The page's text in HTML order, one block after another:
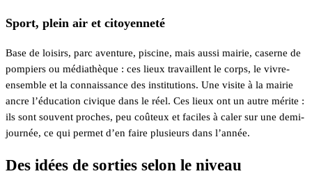
Sport, plein air et citoyenneté
Base de loisirs, parc aventure, piscine, mais aussi mairie, caserne de
pompiers ou médiathèque : ces lieux travaillent le corps, le vivre-
ensemble et la connaissance des institutions. Une visite à la mairie
ancre l’éducation civique dans le réel. Ces lieux ont un autre mérite :
ils sont souvent proches, peu coûteux et faciles à caler sur une demi-
journée, ce qui permet d’en faire plusieurs dans l’année.
Des idées de sorties selon le niveau